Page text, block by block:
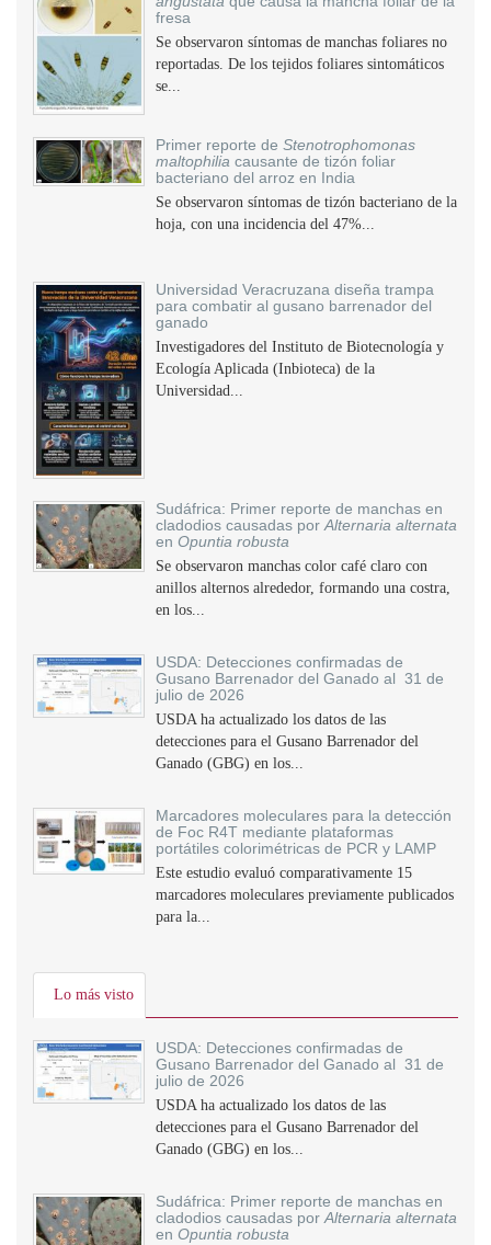
fresa
Se observaron síntomas de manchas foliares no
reportadas. De los tejidos foliares sintomáticos
se...
Primer reporte de Stenotrophomonas
maltophilia causante de tizón foliar
bacteriano del arroz en India
Se observaron síntomas de tizón bacteriano de la
hoja, con una incidencia del 47%...
Universidad Veracruzana diseña trampa
para combatir al gusano barrenador del
ganado
Investigadores del Instituto de Biotecnología y
Ecología Aplicada (Inbioteca) de la
Universidad...
Sudáfrica: Primer reporte de manchas en
cladodios causadas por Alternaria alternata
en Opuntia robusta
Se observaron manchas color café claro con
anillos alternos alrededor, formando una costra,
en los...
USDA: Detecciones confirmadas de
Gusano Barrenador del Ganado al 31 de
julio de 2026
USDA ha actualizado los datos de las
detecciones para el Gusano Barrenador del
Ganado (GBG) en los...
Marcadores moleculares para la detección
de Foc R4T mediante plataformas
portátiles colorimétricas de PCR y LAMP
Este estudio evaluó comparativamente 15
marcadores moleculares previamente publicados
para la...
Lo más visto
USDA: Detecciones confirmadas de
Gusano Barrenador del Ganado al 31 de
julio de 2026
USDA ha actualizado los datos de las
detecciones para el Gusano Barrenador del
Ganado (GBG) en los...
Sudáfrica: Primer reporte de manchas en
cladodios causadas por Alternaria alternata
en Opuntia robusta